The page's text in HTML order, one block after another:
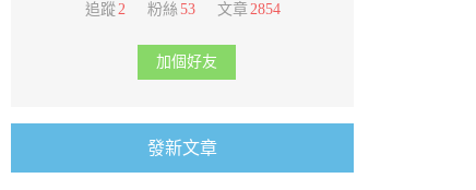
追蹤2 粉絲 53 文章2854
加個好友
發新文章